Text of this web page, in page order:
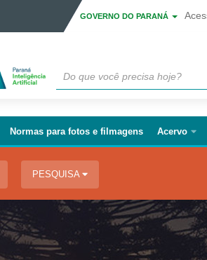
GOVERNO DO PARANÁ
Normas para fotos e filmagens Acervo
PESQUISA